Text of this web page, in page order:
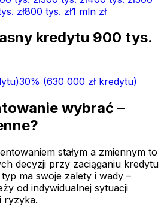
zł800 tys. zł1 mln zł
kredytu 900 tys.
30% (630 000 zł kredytu)
wybrać –
stałym a zmiennym to
decyzji przy zaciąganiu kredytu
ma swoje zalety i wady –
od indywidualnej sytuacji
ryzyka.